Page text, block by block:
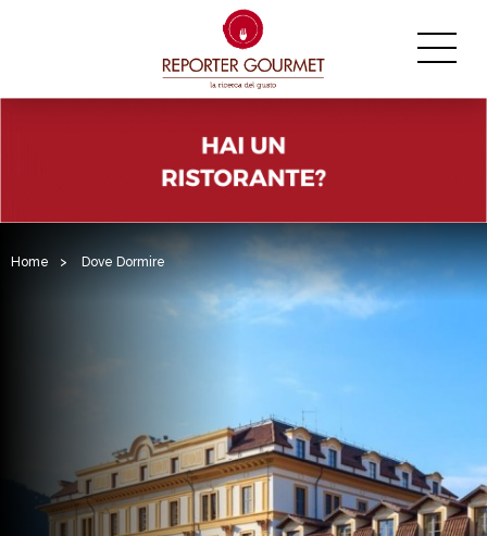
Home > Dove Dormire